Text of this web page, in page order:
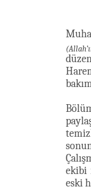
ekibi
eski